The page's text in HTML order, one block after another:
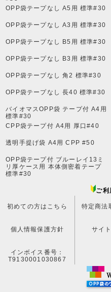
OPP袋テープなし A5用 標準#30
OPP袋テープなし A3用 標準#30
OPP袋テープなし B5用 標準#30
OPP袋テープなし B3用 標準#30
OPP袋テープなし 角2 標準#30
OPP袋テープなし 長40 標準#30
バイオマスOPP袋 テープ付 A4用
標準#30
CPP袋テープ付 A4用 厚口#40
透明手提げ袋 A4用 CPP #50
OPP袋テープ付 ブルーレイ13ミ
リ厚ケース用 本体側密着テープ
標準#30
ご利
初めての方はこちら 特定商法
個人情報保護方針 サイ
インボイス番号：
T9130001030867